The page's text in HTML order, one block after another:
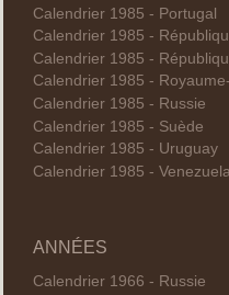
Calendrier 1985 - Portugal
Calendrier 1985 -
Calendrier 1985 -
Calendrier 1985 -
Calendrier 1985 - Russie
Calendrier 1985 - Suède
Calendrier 1985 - Uruguay
Calendrier 1985 - Venezuela
ANNÉES
Calendrier 1966 - Russie